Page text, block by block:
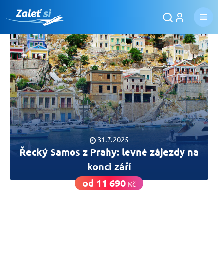
31.7.2025
Řecký Samos z Prahy: levné zájezdy na
konci září
od 11 690 Kč